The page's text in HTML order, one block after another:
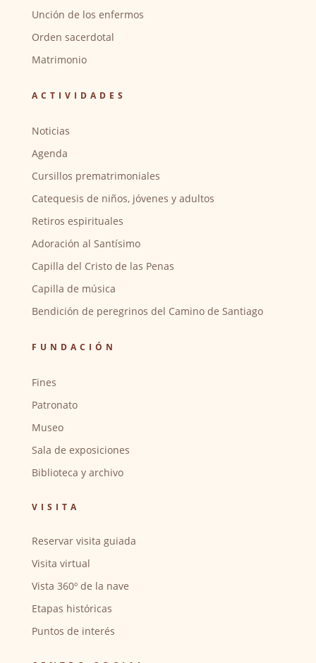
Unción de los enfermos
Orden sacerdotal
Matrimonio
ACTIVIDADES
Noticias
Agenda
Cursillos prematrimoniales
Catequesis de niños, jóvenes y adultos
Retiros espirituales
Adoración al Santísimo
Capilla del Cristo de las Penas
Capilla de música
Bendición de peregrinos del Camino de Santiago
FUNDACIÓN
Fines
Patronato
Museo
Sala de exposiciones
Biblioteca y archivo
VISITA
Reservar visita guiada
Visita virtual
Vista 360º de la nave
Etapas históricas
Puntos de interés